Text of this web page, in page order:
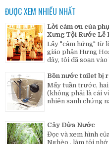
ĐƯỢC XEM NHIỀU NHẤT
Lời cảm ơn của
Xưng Tội Rước Lễ
Lấy "cảm hứng" từ
giáo phận Hưng
đây, tôi đã soạn vào
Bồn nước toilet bị
Mấy tuần trước,
(không phải là cái
nhiên sanh chứng
Cây Dừa Nước
Đọc và xem hình
Nghèo , làm tôi